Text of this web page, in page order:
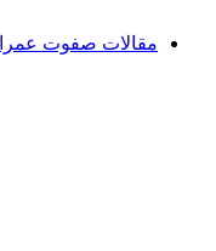
مقالات صفوت